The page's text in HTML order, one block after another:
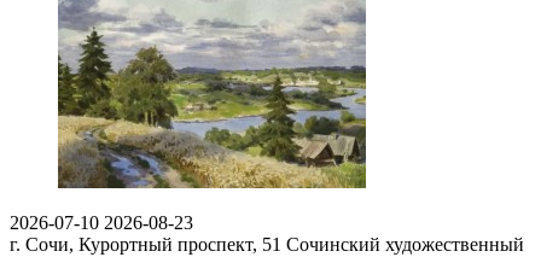
2026-07-10 2026-08-23
г. Сочи, Курортный проспект, 51 Сочинский художественный